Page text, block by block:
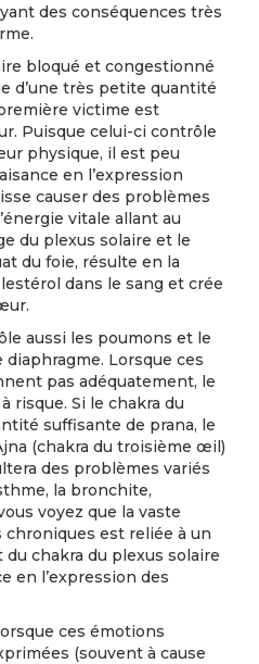
des conséquences très
bloqué et congestionné
d’une très petite quantité
victime est
Puisque celui-ci contrôle
physique, il est peu
en l’expression
causer des problèmes
vitale allant au
du plexus solaire et le
du foie, résulte en la
dans le sang et crée
aussi les poumons et le
Lorsque ces
pas adéquatement, le
risque. Si le chakra du
suffisante de prana, le
(chakra du troisième œil)
des problèmes variés
la bronchite,
voyez que la vaste
chroniques est reliée à un
chakra du plexus solaire
en l’expression des
ces émotions
(souvent à cause